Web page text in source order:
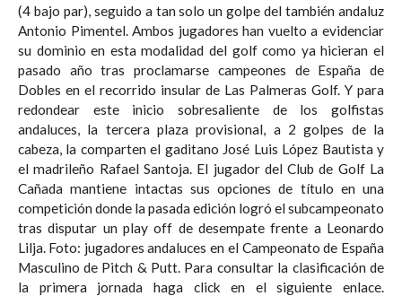
(4 bajo par), seguido a tan solo un golpe del también andaluz
Antonio Pimentel. Ambos jugadores han vuelto a evidenciar
su dominio en esta modalidad del golf como ya hicieran el
pasado año tras proclamarse campeones de España de
Dobles en el recorrido insular de Las Palmeras Golf. Y para
redondear este inicio sobresaliente de los golfistas
andaluces, la tercera plaza provisional, a 2 golpes de la
cabeza, la comparten el gaditano José Luis López Bautista y
el madrileño Rafael Santoja. El jugador del Club de Golf La
Cañada mantiene intactas sus opciones de título en una
competición donde la pasada edición logró el subcampeonato
tras disputar un play off de desempate frente a Leonardo
Lilja. Foto: jugadores andaluces en el Campeonato de España
Masculino de Pitch & Putt. Para consultar la clasificación de
la primera jornada haga click en el siguiente enlace.